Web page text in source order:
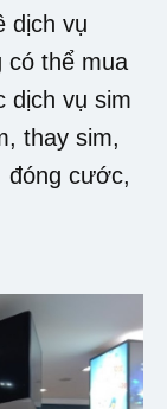
dịch vụ
có thể mua
dịch vụ sim
thay sim,
đóng cước,